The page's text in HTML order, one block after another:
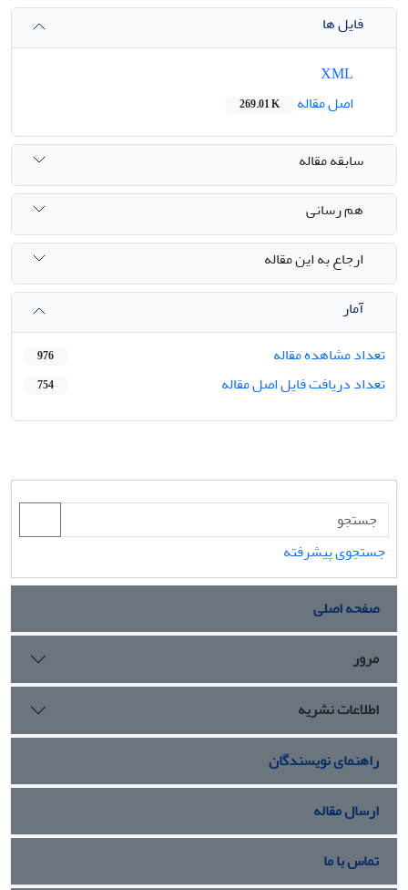
فایل ها
اصل مقاله
269.01 K
سابقه مقاله
هم رسانی
ارجاع به این مقاله
آمار
تعداد مشاهده مقاله
976
تعداد دریافت فایل اصل مقاله 754
جستجوی پیشرفته
صفحه اصلی
مرور
اطلاعات نشریه
راهنمای نویسندگان
ارسال مقاله
تماس با ما